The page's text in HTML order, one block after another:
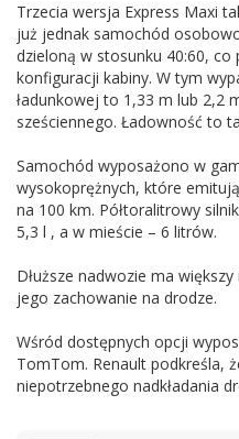
Trzecia wersja Express Maxi
już jednak samochód
dzieloną w stosunku 40:60,
konfiguracji kabiny. W tym
ładunkowej to 1,33 m lub 2,2
sześciennego. Ładowność to
Samochód wyposażono w
wysokoprężnych, które
na 100 km. Półtoralitrowy
5,3 l , a w mieście – 6 litrów.
Dłuższe nadwozie ma
jego zachowanie na drodze.
Wśród dostępnych opcji
TomTom. Renault podkreśla,
niepotrzebnego nadkładania